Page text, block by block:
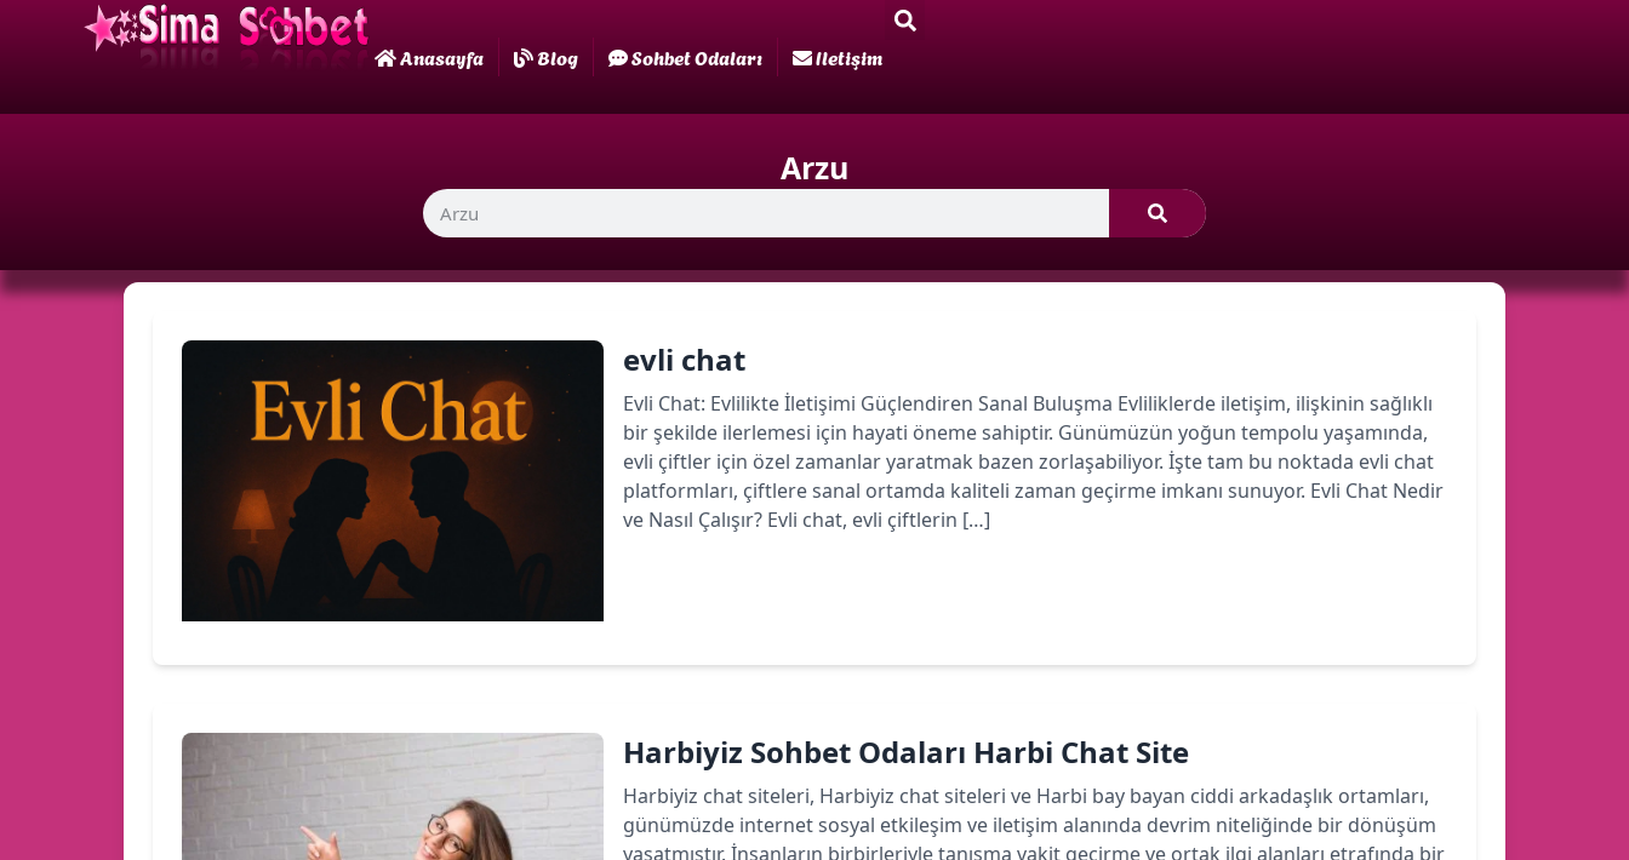
Anasayfa Blog Sohbet Odaları Iletişim
Arzu
evli chat
Evli Chat: Evlilikte İletişimi Güçlendiren Sanal Buluşma Evliliklerde iletişim, ilişkinin sağlıklı
bir şekilde ilerlemesi için hayati öneme sahiptir. Günümüzün yoğun tempolu yaşamında,
evli çiftler için özel zamanlar yaratmak bazen zorlaşabiliyor. İşte tam bu noktada evli chat
platformları, çiftlere sanal ortamda kaliteli zaman geçirme imkanı sunuyor. Evli Chat Nedir
ve Nasıl Çalışır? Evli chat, evli çiftlerin […]
Harbiyiz Sohbet Odaları Harbi Chat Site
Harbiyiz chat siteleri, Harbiyiz chat siteleri ve Harbi bay bayan ciddi arkadaşlık ortamları,
günümüzde internet sosyal etkileşim ve iletişim alanında devrim niteliğinde bir dönüşüm
yaşatmıştır. İnsanların birbirleriyle tanışma vakit geçirme ve ortak ilgi alanları etrafında bir